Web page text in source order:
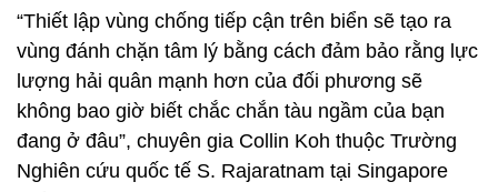
“Thiết lập vùng chống tiếp cận trên biển sẽ tạo ra
vùng đánh chặn tâm lý bằng cách đảm bảo rằng lực
lượng hải quân mạnh hơn của đối phương sẽ
không bao giờ biết chắc chắn tàu ngầm của bạn
đang ở đâu”, chuyên gia Collin Koh thuộc Trường
Nghiên cứu quốc tế S. Rajaratnam tại Singapore